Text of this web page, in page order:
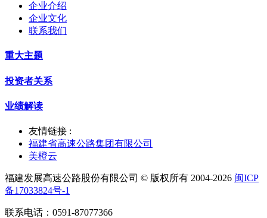
企业介绍
企业文化
联系我们
重大主题
投资者关系
业绩解读
友情链接 :
福建省高速公路集团有限公司
美橙云
福建发展高速公路股份有限公司 © 版权所有 2004-2026 闽ICP
备17033824号-1
联系电话：0591-87077366